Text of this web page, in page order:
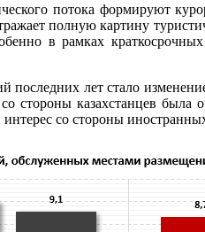
потока формируют
полную картину
в рамках
лет стало
со стороны казахстанцев
со стороны